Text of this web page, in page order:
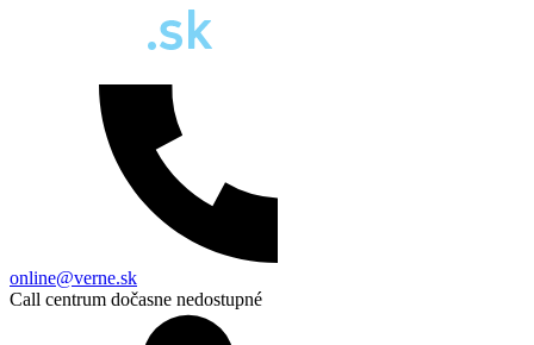
online@verne.sk
Call centrum dočasne nedostupné